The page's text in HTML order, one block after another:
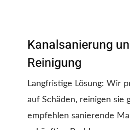
Kanalsanierung
Reinigung
Langfristige Lösung: Wir
auf Schäden, reinigen sie
empfehlen sanierende